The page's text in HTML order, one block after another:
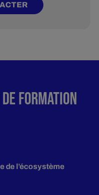
FORMATION
de l’écosystème